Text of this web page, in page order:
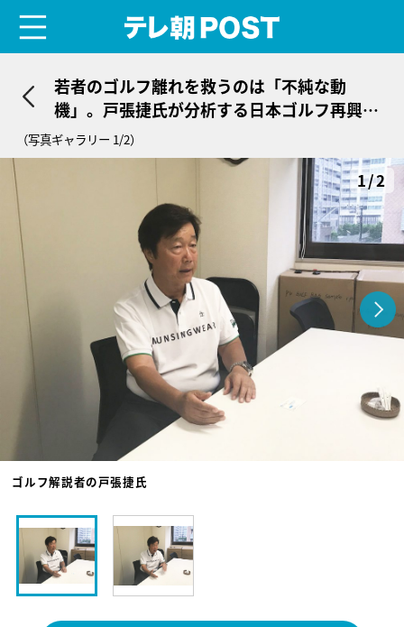
若者のゴルフ離れを救うのは「不純な動
機」。戸張捷氏が分析する日本ゴルフ再興戦
略
（写真ギャラリー 1/2）
1/2
ゴルフ解説者の戸張捷氏